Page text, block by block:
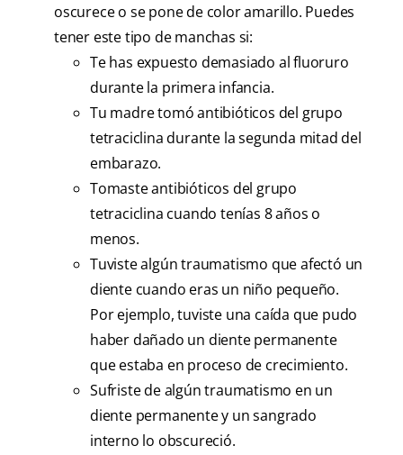
oscurece o se pone de color amarillo. Puedes
tener este tipo de manchas si:
Te has expuesto demasiado al fluoruro
durante la primera infancia.
Tu madre tomó antibióticos del grupo
tetraciclina durante la segunda mitad del
embarazo.
Tomaste antibióticos del grupo
tetraciclina cuando tenías 8 años o
menos.
Tuviste algún traumatismo que afectó un
diente cuando eras un niño pequeño.
Por ejemplo, tuviste una caída que pudo
haber dañado un diente permanente
que estaba en proceso de crecimiento.
Sufriste de algún traumatismo en un
diente permanente y un sangrado
interno lo obscureció.